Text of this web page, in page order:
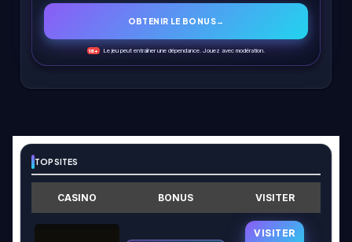
OBTENIR LE BONUS→
18+ Le jeu peut entraîner une dépendance. Jouez avec modération.
TOP SITES
CASINO BONUS VISITER
VISITER